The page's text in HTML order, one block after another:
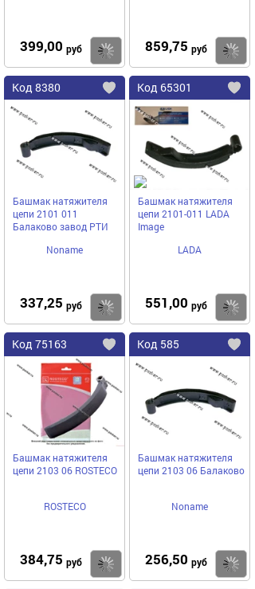
399,00 руб Купить
859,75 руб
Код 8380
Добавить
избранное
Башмак натяжителя
цепи 2101 011
Балаково завод РТИ
Noname
337,25 руб Купить
Код 65301
Башмак натяжителя
цепи 2101-011 LADA
Image
LADA
551,00 руб
Код 75163
Добавить
избранное
Башмак натяжителя
цепи 2103 06 ROSTECO
ROSTECO
384,75 руб Купить
Код 585
Башмак натяжителя
цепи 2103 06 Балаково
Noname
256,50 руб